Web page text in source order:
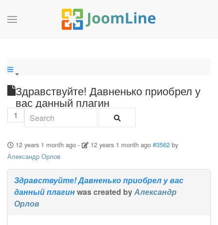
Здравствуйте! Давненько приобрел у
вас данный плагин
1
12 years 1 month ago- 12 years 1 month ago #3562 by
Александр Орлов
Здравствуйте! Давненько приобрел у вас
данный плагинwas created byАлександр
Орлов